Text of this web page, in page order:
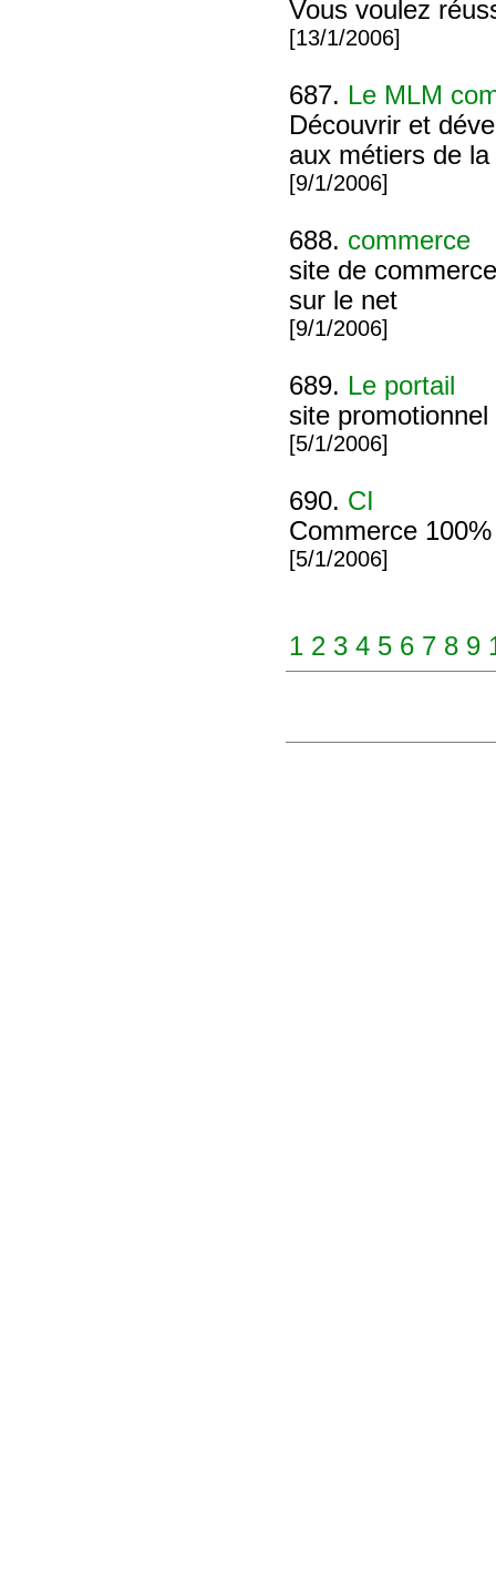
Vous voulez
[13/1/2006]
687. Le MLM
Découvrir et
aux métiers de
[9/1/2006]
688. commerce
site de
sur le net
[9/1/2006]
689. Le portail
site
[5/1/2006]
690. CI
Commerce
[5/1/2006]
1 2 3 4 5 6 7 8 9